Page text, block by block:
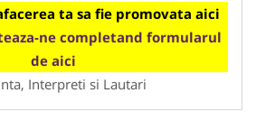
ta sa fie promovata aici
ne completand formularul
de aici
Interpreti si Lautari